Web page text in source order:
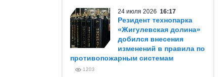
24 июля 2026 16:17
Резидент технопарка
«Жигулевская долина»
добился внесения
изменений в правила по
противопожарным системам
1203